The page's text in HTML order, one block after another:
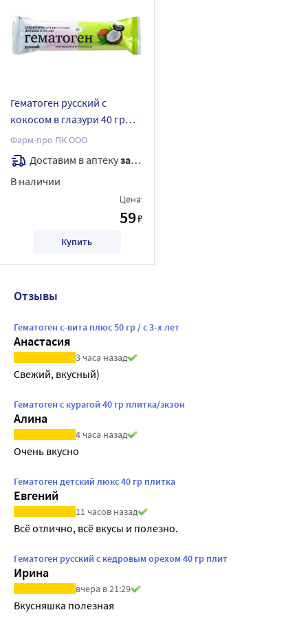
Гематоген русский с
кокосом в глазури 40 гр
плитка
Фарм-про ПК ООО
Доставим в аптекузавтра
В наличии
Цена:
59₽
Купить
Отзывы
Гематоген с-вита плюс 50 гр / с 3-х лет
Анастасия
3 часа назад
Свежий, вкусный)
Гематоген с курагой 40 гр плитка/экзон
Алина
4 часа назад
Очень вкусно
Гематоген детский люкс 40 гр плитка
Евгений
11 часов назад
Всё отлично, всё вкусы и полезно.
Гематоген русский с кедровым орехом 40 гр плит
Ирина
вчера в 21:29
Вкусняшка полезная